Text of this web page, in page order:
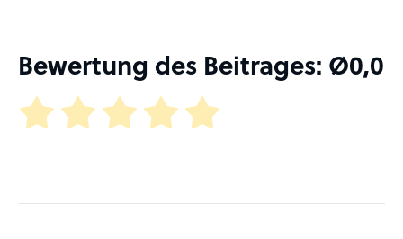
Bewertung des Beitrages: Ø0,0